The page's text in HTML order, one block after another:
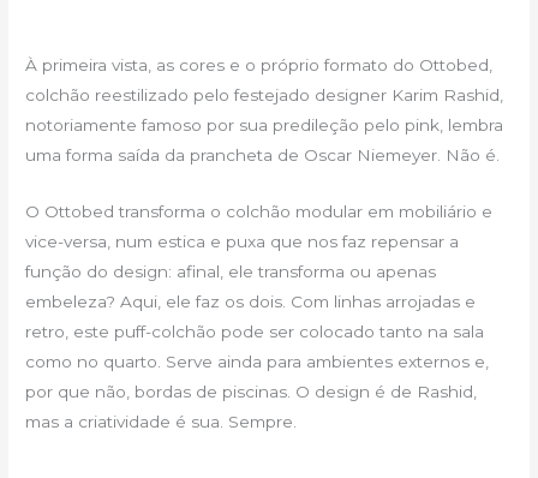
À primeira vista, as cores e o próprio formato do Ottobed,
colchão reestilizado pelo festejado designer Karim Rashid,
notoriamente famoso por sua predileção pelo pink, lembra
uma forma saída da prancheta de Oscar Niemeyer. Não é.
O Ottobed transforma o colchão modular em mobiliário e
vice-versa, num estica e puxa que nos faz repensar a
função do design: afinal, ele transforma ou apenas
embeleza? Aqui, ele faz os dois. Com linhas arrojadas e
retro, este puff-colchão pode ser colocado tanto na sala
como no quarto. Serve ainda para ambientes externos e,
por que não, bordas de piscinas. O design é de Rashid,
mas a criatividade é sua. Sempre.